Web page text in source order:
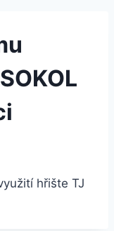
hřište TJ